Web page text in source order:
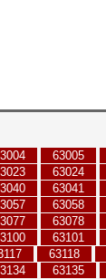
63005
63024
63041
63058
63078
63101
63118
63135